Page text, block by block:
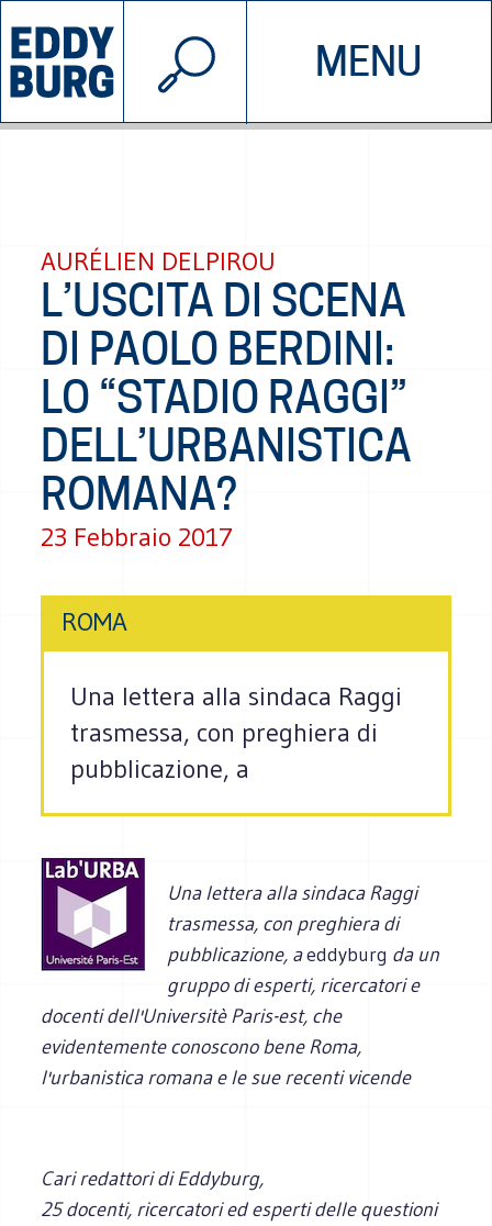
MENU
INIZIATIVE CHI SIAMO
© 2026 EDDYBURG
AURÉLIEN DELPIROU
L’USCITA DI SCENA
DI PAOLO BERDINI:
LO “STADIO RAGGI”
DELL’URBANISTICA
ROMANA?
23 Febbraio 2017
ROMA
Una lettera alla sindaca Raggi
trasmessa, con preghiera di
pubblicazione, a
Una lettera alla sindaca Raggi
trasmessa, con preghiera di
pubblicazione, aeddyburg da un
gruppo di esperti, ricercatori e
docenti dell'Universitè Paris-est, che
evidentemente conoscono bene Roma,
l'urbanistica romana e le sue recenti vicende
Cari redattori di Eddyburg,
25 docenti, ricercatori ed esperti delle questioni